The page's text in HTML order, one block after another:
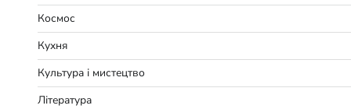
Космос
Кухня
Культура і мистецтво
Література